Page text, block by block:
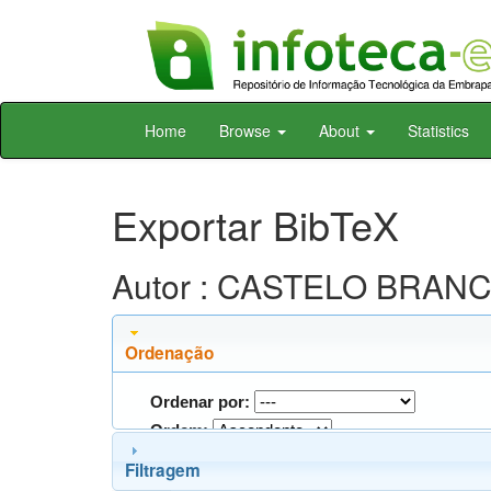
Skip
Home Browse About Statistics
Exportar BibTeX
Autor : CASTELO
Ordenação
Ordenar por:
Ordem:
Filtragem